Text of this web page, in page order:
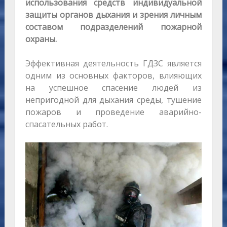
использования средств индивидуальной
защиты органов дыхания и зрения личным
составом подразделений пожарной
охраны.
Эффективная деятельность ГДЗС является
одним из основных факторов, влияющих
на успешное спасение людей из
непригодной для дыхания среды, тушение
пожаров и проведение аварийно-
спасательных работ.